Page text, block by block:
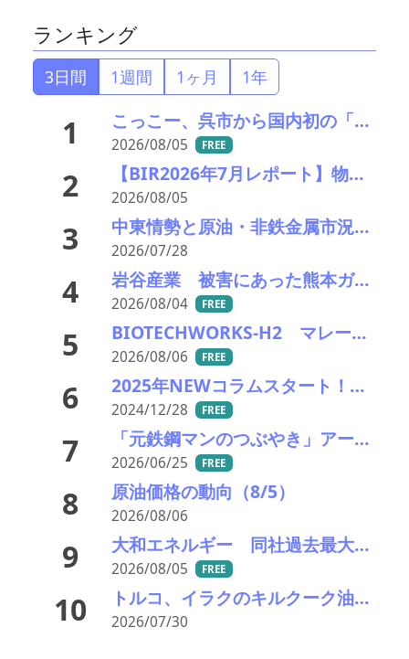
ランキング
3日間 1週間 1ヶ月 1年
1 こっこー、呉市から国内初の「グリーン水素×資源再生」モデル構築に向けた実証実験を開始
2026/08/05 FREE
2 【BIR2026年7月レポート】物流コスト増がリサイクル市場に影響
2026/08/05
3 中東情勢と原油・非鉄金属市況の行方――エモリファンドマネジメントの江守哲氏に聞く
2026/07/28
4 岩谷産業 被害にあった熊本ガスセンターの稼働を再開
2026/08/04 FREE
5 BIOTECHWORKS-H2 マレーシア／廃棄物起源水素製造事業実施可能性調査事業が、経産省の令7年補正グローバルサウス未来志向型共創等事業費補助金に採択
2026/08/06 FREE
6 2025年NEWコラムスタート！！ 「レアメタル千夜一夜」
2024/12/28 FREE
7 「元鉄鋼マンのつぶやき」アーカイブ
2026/06/25 FREE
8 原油価格の動向（8/5）
2026/08/06
9 大和エネルギー 同社過去最大規模となる太陽光発電所のリパワリングを実施
2026/08/05 FREE
10 トルコ、イラクのキルクーク油田への権益取得と資源対価インフラ協定を締結
2026/07/30